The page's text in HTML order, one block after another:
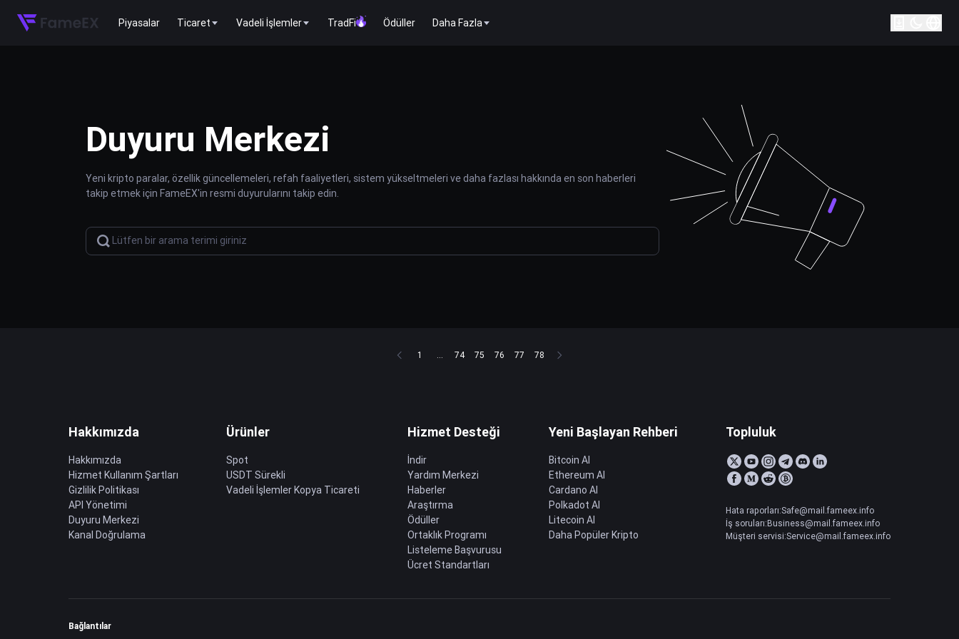
Piyasalar Ticaret Vadeli İşlemler TradFi Ödüller Daha Fazla
Duyuru Merkezi
Yeni kripto paralar, özellik güncellemeleri, refah faaliyetleri, sistem yükseltmeleri ve daha fazlası hakkında en son haberleri
takip etmek için FameEX'in resmi duyurularını takip edin.
1 ... 74 75 76 77 78
Hakkımızda
Hakkımızda
Hizmet Kullanım Şartları
Gizlilik Politikası
API Yönetimi
Duyuru Merkezi
Kanal Doğrulama
Ürünler
Spot
USDT Sürekli
Vadeli İşlemler Kopya Ticareti
Hizmet Desteği
İndir
Yardım Merkezi
Haberler
Araştırma
Ödüller
Ortaklık Programı
Listeleme Başvurusu
Ücret Standartları
Yeni Başlayan Rehberi
Bitcoin Al
Ethereum Al
Cardano Al
Polkadot Al
Litecoin Al
Daha Popüler Kripto
Topluluk
Hata raporları:Safe@mail.fameex.info
İş soruları:Business@mail.fameex.info
Müşteri servisi:Service@mail.fameex.info
Bağlantılar